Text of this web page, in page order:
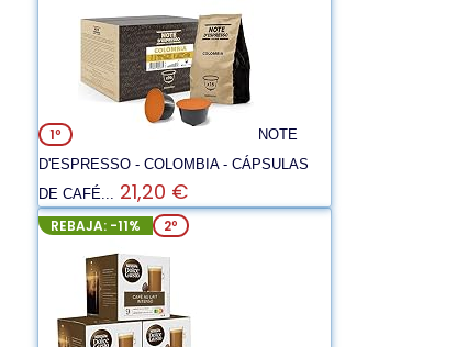
1º
NOTE
D'ESPRESSO - COLOMBIA - CÁPSULAS
DE CAFÉ... 21,20 €
REBAJA: -11% 2º